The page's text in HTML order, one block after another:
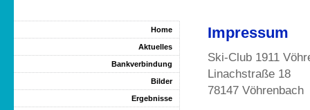
Impressum
Ski-Club 1911
Linachstraße 18
78147 Vöhrenbach
Home
Aktuelles
Bankverbindung
Bilder
Ergebnisse